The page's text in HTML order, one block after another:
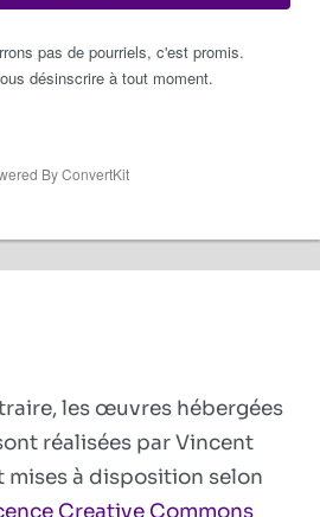
pas de pourriels, c'est promis.
désinscrire à tout moment.
By ConvertKit
les œuvres hébergées
réalisées par Vincent
mises à disposition selon
Creative Commons